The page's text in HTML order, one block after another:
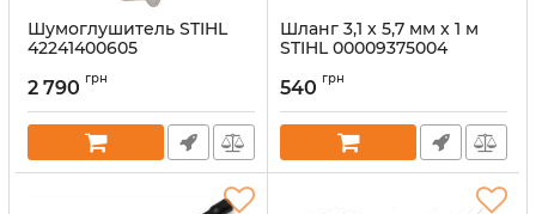
Шумоглушитель STIHL
42241400605
2 790 грн
Шланг 3,1 x 5,7 мм x 1 м
STIHL 00009375004
540 грн